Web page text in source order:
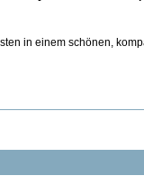
in einem schönen,